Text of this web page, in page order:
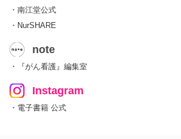
・南江堂公式
・NurSHARE
note
・『がん看護』編集室
Instagram
・電子書籍 公式